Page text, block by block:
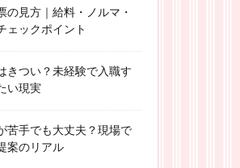
の見方｜給料・ノルマ・
ェックポイント
きつい？未経験で入職す
い現実
苦手でも大丈夫？現場で
案のリアル